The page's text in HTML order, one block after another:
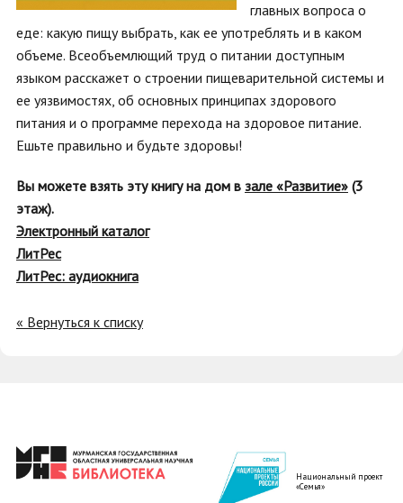
главных вопроса о
еде: какую пищу выбрать, как ее употреблять и в каком
объеме. Всеобъемлющий труд о питании доступным
языком расскажет о строении пищеварительной системы и
ее уязвимостях, об основных принципах здорового
питания и о программе перехода на здоровое питание.
Ешьте правильно и будьте здоровы!
Вы можете взять эту книгу на дом в зале «Развитие» (3
этаж).
Электронный каталог
ЛитРес
ЛитРес: аудиокнига
« Вернуться к списку
Национальный проект
«Семья»